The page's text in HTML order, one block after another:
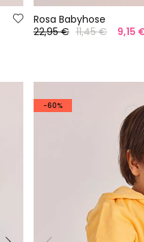
Rosa Babyhose
22,95 € 11,45 € 9,15
-60%